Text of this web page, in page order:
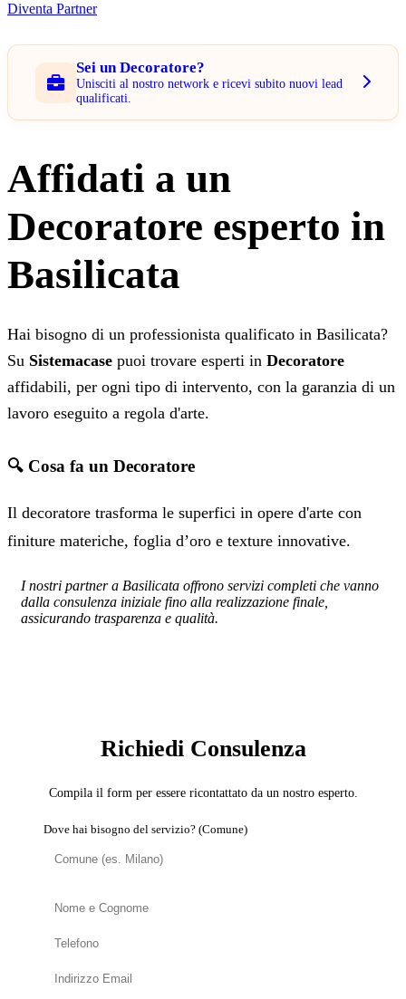
Diventa Partner
Sei un Decoratore?
Unisciti al nostro network e ricevi subito nuovi lead
qualificati.
Affidati a un
Decoratore esperto in
Basilicata
Hai bisogno di un professionista qualificato in Basilicata?
Su Sistemacase puoi trovare esperti in Decoratore
affidabili, per ogni tipo di intervento, con la garanzia di un
lavoro eseguito a regola d'arte.
🔍 Cosa fa un Decoratore
Il decoratore trasforma le superfici in opere d'arte con
finiture materiche, foglia d’oro e texture innovative.
I nostri partner a Basilicata offrono servizi completi che vanno
dalla consulenza iniziale fino alla realizzazione finale,
assicurando trasparenza e qualità.
Richiedi Consulenza
Compila il form per essere ricontattato da un nostro esperto.
Dove hai bisogno del servizio? (Comune)